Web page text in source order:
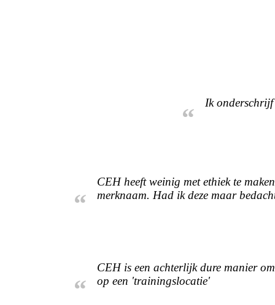
“
Ik onderschrijf
“
CEH heeft weinig met ethiek te
merknaam. Had ik deze maar
“
CEH is een achterlijk dure manier
op een 'trainingslocatie'